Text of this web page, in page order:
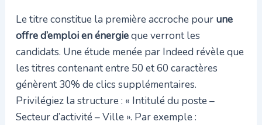
Le titre constitue la première accroche pourune
offre d’emploi en énergieque verront les
candidats. Une étude menée par Indeed révèle que
les titres contenant entre 50 et 60 caractères
génèrent 30% de clics supplémentaires.
Privilégiez la structure : « Intitulé du poste –
Secteur d’activité – Ville ». Par exemple :